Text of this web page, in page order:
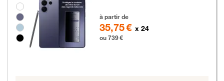
Groupe de couleurs disponibles non sélectionnables
à partir de
35,75 € x 24
ou 739 €